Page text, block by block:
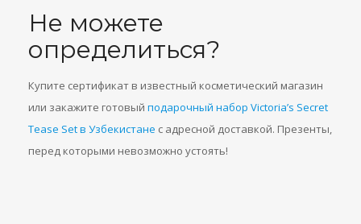
Не можете
определиться?
Купите сертификат в известный косметический магазин
или закажите готовый подарочный набор Victoria’s Secret
Tease Set в Узбекистане с адресной доставкой. Презенты,
перед которыми невозможно устоять!